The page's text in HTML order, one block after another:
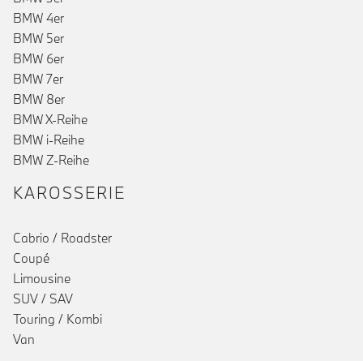
BMW 4er
BMW 5er
BMW 6er
BMW 7er
BMW 8er
BMW X-Reihe
BMW i-Reihe
BMW Z-Reihe
KAROSSERIE
Cabrio / Roadster
Coupé
Limousine
SUV / SAV
Touring / Kombi
Van